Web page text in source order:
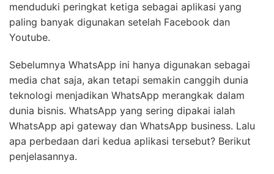
menduduki peringkat ketiga sebagai aplikasi yang
paling banyak digunakan setelah Facebook dan
Youtube.
Sebelumnya WhatsApp ini hanya digunakan sebagai
media chat saja, akan tetapi semakin canggih dunia
teknologi menjadikan WhatsApp merangkak dalam
dunia bisnis. WhatsApp yang sering dipakai ialah
WhatsApp api gateway dan WhatsApp business. Lalu
apa perbedaan dari kedua aplikasi tersebut? Berikut
penjelasannya.